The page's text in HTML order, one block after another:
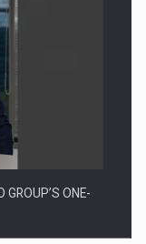
GROUP’S ONE-